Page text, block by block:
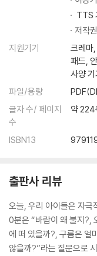
TTS
저작
지원기기
크레마
패드,
사양
파일/용량
글자 수/ 페이지
수
약 224
ISBN13
출판사 리뷰
오늘, 우리 아이들은 자극
0분은 “바람이 왜 불지?,
에 떠 있을까?, 구름은 얼
않을까?”라는 질문으로